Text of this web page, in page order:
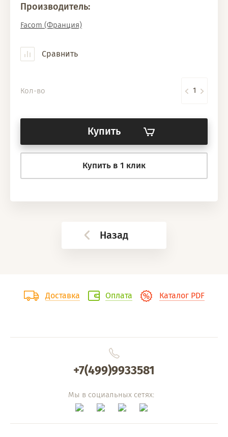
Производитель:
Facom (Франция)
Сравнить
Кол-во
Купить
Купить в 1 клик
Назад
Доставка Оплата Каталог PDF
+7(499)9933581
Мы в социальных сетях: